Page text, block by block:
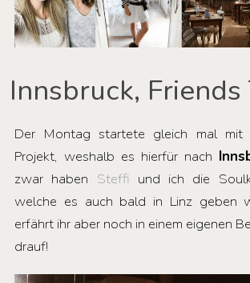
Innsbruck,
Der Montag startete gleich mal mit
Projekt, weshalb es hierfür nach
zwar haben Steffi und ich die
welche es auch bald in Linz geben
erfährt ihr aber noch in einem eigenen
drauf!